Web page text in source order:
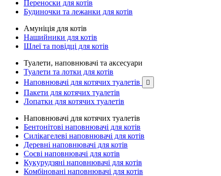
Переноски для котів
Будиночки та лежанки для котів
Амуніція для котів
Нашийники для котів
Шлеї та повідці для котів
Туалети, наповнювачі та аксесуари
Туалети та лотки для котів
Наповнювачі для котячих туалетів

Пакети для котячих туалетів
Лопатки для котячих туалетів
Наповнювачі для котячих туалетів
Бентонітові наповнювачі для котів
Силікагелеві наповнювачі для котів
Деревні наповнювачі для котів
Соєві наповнювачі для котів
Кукурудзяні наповнювачі для котів
Комбіновані наповнювачі для котів